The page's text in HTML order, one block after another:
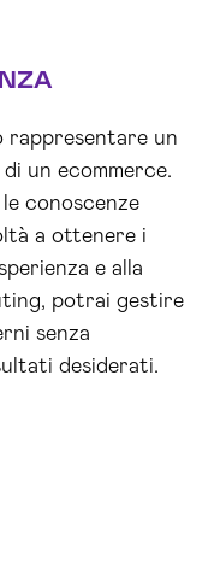
rappresentare un
un ecommerce.
conoscenze
a ottenere i
e alla
potrai gestire
senza
desiderati.